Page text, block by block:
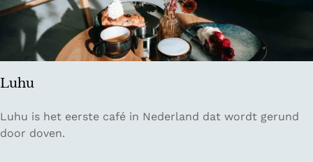
a
i
a
Luhu
L
u
Luhu is het eerste café in Nederland dat wordt gerund
door doven.